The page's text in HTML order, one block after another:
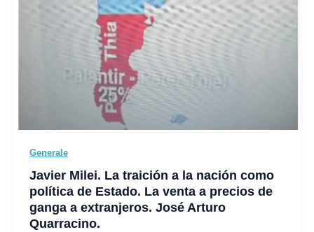
Generale
Javier Milei. La traición a la nación como
política de Estado. La venta a precios de
ganga a extranjeros. José Arturo
Quarracino.